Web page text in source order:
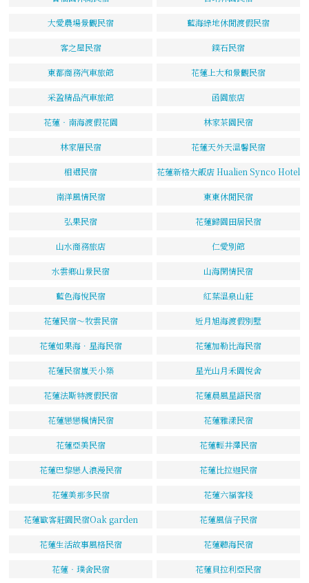
大愛農場景觀民宿 藍海綠地休閒渡假民宿
客之屋民宿 鏷石民宿
東都商務汽車旅館 花蓮上大和景觀民宿
采盈精品汽車旅館 函園旅店
花蓮‧南海渡假花園 林家茶園民宿
林家厝民宿 花蓮天外天溫馨民宿
相遇民宿 花蓮新格大飯店 Hualien Synco Hotel
南洋風情民宿 東東休閒民宿
弘果民宿 花蓮歸園田居民宿
山水商務旅店 仁愛別館
水雲鄉山景民宿 山海閑情民宿
藍色海悅民宿 紅葉溫泉山莊
花蓮民宿～牧雲民宿 近月旭海渡假別墅
花蓮如果海．星海民宿 花蓮加勒比海民宿
花蓮民宿嵐天小築 星光山月禾園悅舍
花蓮法斯特渡假民宿 花蓮晨風星語民宿
花蓮戀戀楓情民宿 花蓮雅漾民宿
花蓮亞美民宿 花蓮輕井澤民宿
花蓮巴黎戀人浪漫民宿 花蓮比拉迦民宿
花蓮美那多民宿 花蓮六福客棧
花蓮歐客莊園民宿Oak garden 花蓮風信子民宿
花蓮生活故事風格民宿 花蓮聽海民宿
花蓮‧璞舍民宿 花蓮貝拉利亞民宿